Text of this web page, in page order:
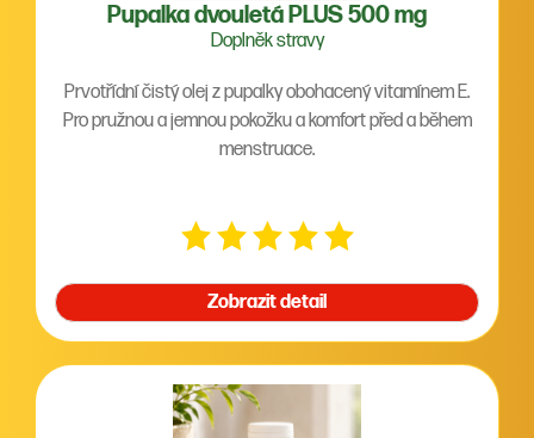
Pupalka dvouletá PLUS 500 mg
Doplněk stravy
Prvotřídní čistý olej z pupalky obohacený vitamínem E.
Pro pružnou a jemnou pokožku a komfort před a během
menstruace.
Zobrazit detail